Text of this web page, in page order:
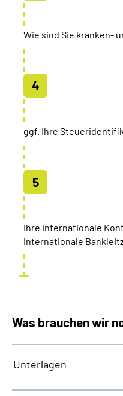
Wie sind Sie kranken-
ggf. Ihre
Ihre internationale
internationale
Was brauchen wir
Unterlagen